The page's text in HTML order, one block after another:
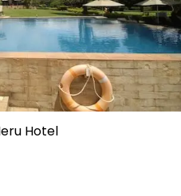
Hotel